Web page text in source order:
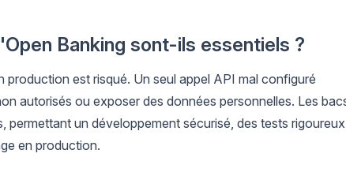
Banking sont-ils essentiels ?
production est risqué. Un seul appel API mal configuré
autorisés ou exposer des données personnelles. Les
permettant un développement sécurisé, des tests rigoureux
en production.